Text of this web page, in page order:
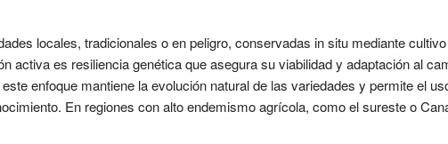
locales, tradicionales o en peligro, conservadas in situ mediante
activa es resiliencia genética que asegura su viabilidad y adaptación al
enfoque mantiene la evolución natural de las variedades y permite el
En regiones con alto endemismo agrícola, como el sureste o